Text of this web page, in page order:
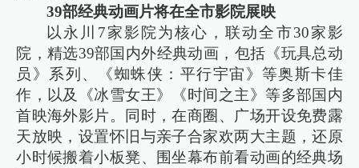
39部经典动画片将在全市影院展映
以永川7家影院为核心，联动全市30家影
院，精选39部国内外经典动画，包括《玩具总动
员》系列、《蜘蛛侠：平行宇宙》等奥斯卡佳
作，以及《冰雪女王》《时间之主》等多部国内
首映海外影片。同时，在商圈、广场开设免费露
天放映，设置怀旧与亲子合家欢两大主题，还原
小时候搬着小板凳、围坐幕布前看动画的经典场